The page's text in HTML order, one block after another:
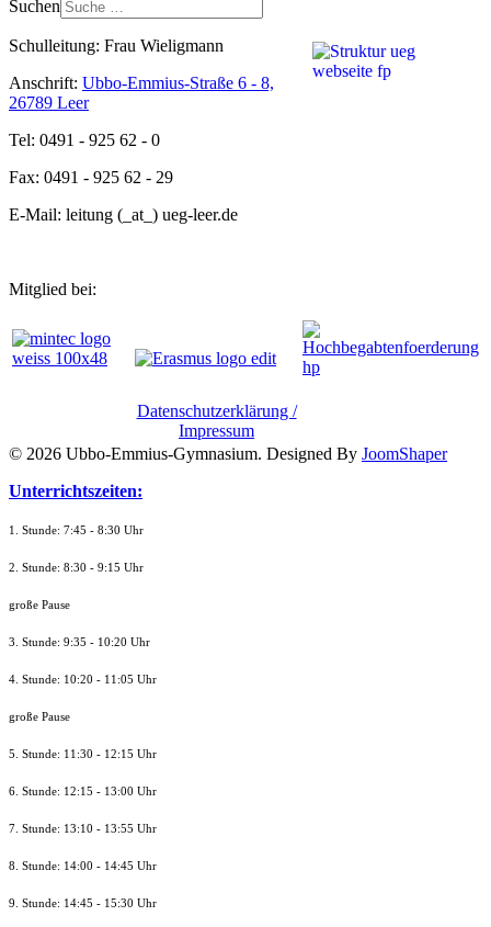
Suchen
Schulleitung: Frau Wieligmann
Anschrift: Ubbo-Emmius-Straße 6 - 8,
26789 Leer
Tel: 0491 - 925 62 - 0
Fax: 0491 - 925 62 - 29
E-Mail: leitung (_at_) ueg-leer.de
Mitglied bei:
Datenschutzerklärung /
Impressum
© 2026 Ubbo-Emmius-Gymnasium. Designed By JoomShaper
Unterrichtszeiten:
1. Stunde: 7:45 - 8:30 Uhr
2. Stunde: 8:30 - 9:15 Uhr
große Pause
3. Stunde: 9:35 - 10:20 Uhr
4. Stunde: 10:20 - 11:05 Uhr
große Pause
5. Stunde: 11:30 - 12:15 Uhr
6. Stunde: 12:15 - 13:00 Uhr
7. Stunde: 13:10 - 13:55 Uhr
8. Stunde: 14:00 - 14:45 Uhr
9. Stunde: 14:45 - 15:30 Uhr